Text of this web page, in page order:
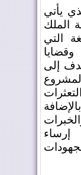
يأتي
الملك
التي
وقضايا
إلى
إرساء